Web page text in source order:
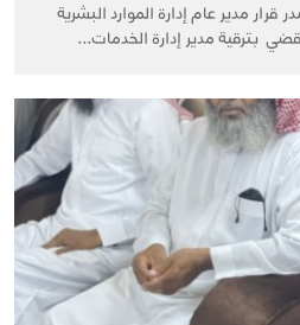
مدير عام إدارة الموارد البشرية
يقضي بترقية مدير إدارة الخدمات...